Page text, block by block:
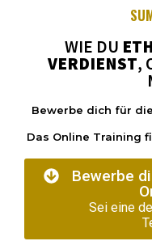
WIE DU
VERDIENST,
Bewerbe dich für
Das Online Training
Bewerbe
Sei eine